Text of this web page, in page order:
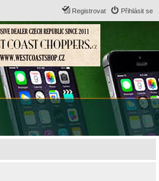
Přihlásit se
Registrovat